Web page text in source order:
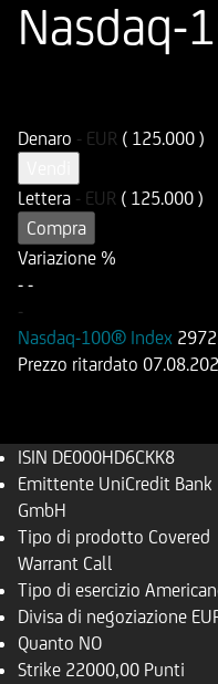
Nasdaq-
Denaro - EUR ( 125.000 )
Lettera - EUR ( 125.000 )
Compra
Variazione %
- -
-
Nasdaq-100® Index
Prezzo ritardato
ISIN DE000HD6CKK8
Emittente UniCredit Bank
GmbH
Tipo di prodotto Covered
Warrant Call
Tipo di esercizio
Divisa di negoziazione
Quanto NO
Strike 22000,00 Punti